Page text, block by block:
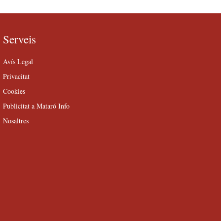
Serveis
Avís Legal
Privacitat
Cookies
Publicitat a Mataró Info
Nosaltres